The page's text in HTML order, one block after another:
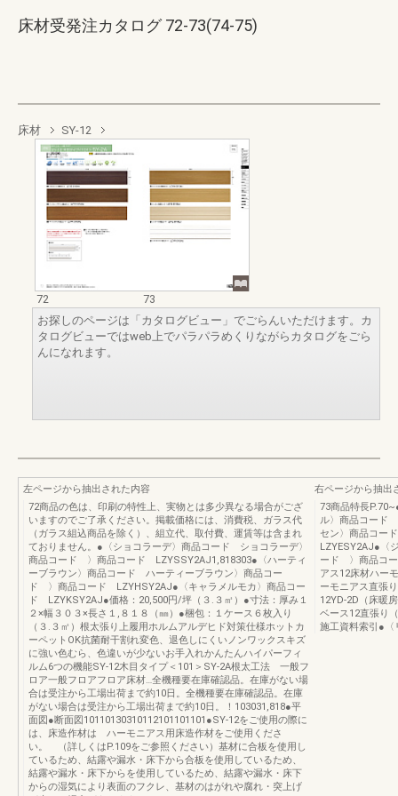
床材受発注カタログ 72-73(74-75)
床材 SY-12
72
73
お探しのページは「カタログビュー」でごらんいただけます。カ
タログビューではweb上でパラパラめくりながらカタログをごら
んになれます。
左ページから抽出された内容
72商品の色は、印刷の特性上、実物とは多少異なる場合がござ
いますのでご了承ください。掲載価格には、消費税、ガラス代
（ガラス組込商品を除く）、組立代、取付費、運賃等は含まれ
ておりません。●〈ショコラーデ〉商品コード ショコラーデ〉
商品コード 〉商品コード LZYSSY2AJ1,818303●〈ハーティ
ーブラウン〉商品コード ハーティーブラウン〉商品コー
ド 〉商品コード LZYHSY2AJ●〈キャラメルモカ〉商品コー
ド LZYKSY2AJ●価格：20,500円/坪（３.３㎡）●寸法：厚み１
２×幅３０３×長さ１,８１８（㎜）●梱包：１ケース６枚入り
（３.３㎡）根太張り上履用ホルムアルデヒド対策仕様ホットカ
ーペットOK抗菌耐干割れ変色、退色しにくいノンワックスキズ
に強い色むら、色違いが少ないお手入れかんたんハイパーフィ
ルム6つの機能SY-12木目タイプ＜101＞SY-2A根太工法 一般フ
ロア一般フロアフロア床材…全機種要在庫確認品。在庫がない場
合は受注から工場出荷まで約10日。全機種要在庫確認品。在庫
がない場合は受注から工場出荷まで約10日。！103031,818●平
面図●断面図10110130310112101101101●SY-12をご使用の際に
は、床造作材は ハーモニアス用床造作材をご使用くださ
い。 （詳しくはP.109をご参照ください）基材に合板を使用し
ているため、結露や漏水・床下から合板を使用しているため、
結露や漏水・床下からを使用しているため、結露や漏水・床下
からの湿気により表面のフクレ、基材のはがれや腐れ・突上げ
右ページから抽出
73商品特長
ル〉商品コード
セン〉商品コ
LZYESY2AJ●〈
ード 〉商品コ
アス12床材ハー
ーモニアス直張
12YD-2D（床暖
ベース12直張り
施工資料索引●